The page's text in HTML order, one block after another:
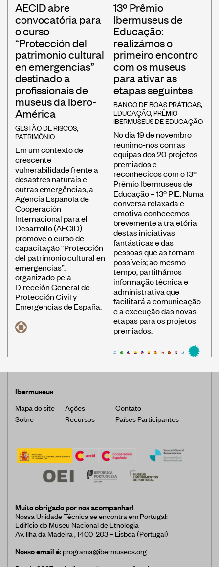
AECID abre
convocatória para
o curso
“Protección del
patrimonio cultural
en emergencias”
destinado a
profissionais de
museus da Ibero-
América
GESTÃO DE RISCOS,
PATRIMÔNIO
Em um contexto de
crescente
vulnerabilidade frente a
desastres naturais e
outras emergências, a
Agencia Española de
Cooperación
Internacional para el
Desarrollo (AECID)
promove o curso de
capacitação “Protección
del patrimonio cultural en
emergencias”,
organizado pela
Dirección General de
Protección Civil y
Emergencias de España.
13º Prêmio
Ibermuseus de
Educação:
realizámos o
primeiro encontro
com os museus
para ativar as
etapas seguintes
BANCO DE BOAS PRÁTICAS,
EDUCAÇÃO, PRÊMIO
IBERMUSEUS DE EDUCAÇÃO
No dia 19 de novembro
reunimo-nos com as
equipas dos 20 projetos
premiados e
reconhecidos com o 13º
Prêmio Ibermuseus de
Educação – 13º PIE. Numa
conversa relaxada e
emotiva conhecemos
brevemente a trajetória
destas iniciativas
fantásticas e das
pessoas que as tornam
possíveis; ao mesmo
tempo, partilhámos
informação técnica e
administrativa que
facilitará a comunicação
e a execução das novas
etapas para os projetos
premiados.
Ibermuseus
Mapa do site
Ações
Contato
Sobre
Recursos Países Participantes
Muito obrigado por nos acompanhar!
Nossa Unidade Técnica se encontra em Portugal:
Edifício do Museu Nacional de Etnologia
Av. Ilha da Madeira , 1400-203 – Lisboa (Portugal)
Nosso email é:programa@ibermuseos.org